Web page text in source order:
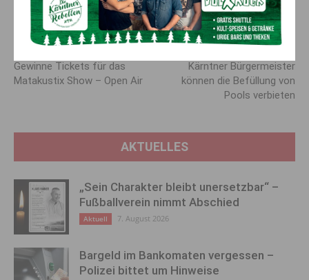
“Beliebtheit” verloren.
Vorheriger Artikel
Gewinne Tickets für das
Matakustix Show – Open Air
Nächster Artikel
Kärntner Bürger­meister
können die Befüllung von
Pools verbieten
AKTUELLES
„Sein Charakter bleibt unersetzbar“ –
Fußballverein nimmt Abschied
Aktuell 7. August 2026
Bargeld im Bankomaten vergessen –
Polizei bittet um Hinweise